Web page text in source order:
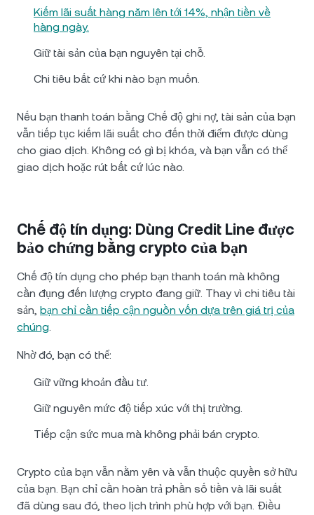
Kiếm lãi suất hàng năm lên tới 14%, nhận tiền về
hàng ngày.
Giữ tài sản của bạn nguyên tại chỗ.
Chi tiêu bất cứ khi nào bạn muốn.
Nếu bạn thanh toán bằng Chế độ ghi nợ, tài sản của bạn
vẫn tiếp tục kiếm lãi suất cho đến thời điểm được dùng
cho giao dịch. Không có gì bị khóa, và bạn vẫn có thể
giao dịch hoặc rút bất cứ lúc nào.
Chế độ tín dụng: Dùng Credit Line được
bảo chứng bằng crypto của bạn
Chế độ tín dụng cho phép bạn thanh toán mà không
cần đụng đến lượng crypto đang giữ. Thay vì chi tiêu tài
sản, bạn chỉ cần tiếp cận nguồn vốn dựa trên giá trị của
chúng.
Nhờ đó, bạn có thể:
Giữ vững khoản đầu tư.
Giữ nguyên mức độ tiếp xúc với thị trường.
Tiếp cận sức mua mà không phải bán crypto.
Crypto của bạn vẫn nằm yên và vẫn thuộc quyền sở hữu
của bạn. Bạn chỉ cần hoàn trả phần số tiền và lãi suất
đã dùng sau đó, theo lịch trình phù hợp với bạn. Điều